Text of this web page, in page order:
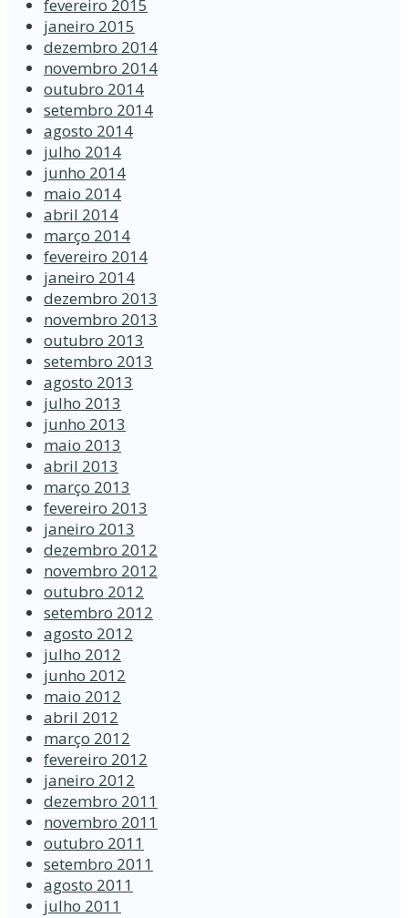
fevereiro 2015
janeiro 2015
dezembro 2014
novembro 2014
outubro 2014
setembro 2014
agosto 2014
julho 2014
junho 2014
maio 2014
abril 2014
março 2014
fevereiro 2014
janeiro 2014
dezembro 2013
novembro 2013
outubro 2013
setembro 2013
agosto 2013
julho 2013
junho 2013
maio 2013
abril 2013
março 2013
fevereiro 2013
janeiro 2013
dezembro 2012
novembro 2012
outubro 2012
setembro 2012
agosto 2012
julho 2012
junho 2012
maio 2012
abril 2012
março 2012
fevereiro 2012
janeiro 2012
dezembro 2011
novembro 2011
outubro 2011
setembro 2011
agosto 2011
julho 2011